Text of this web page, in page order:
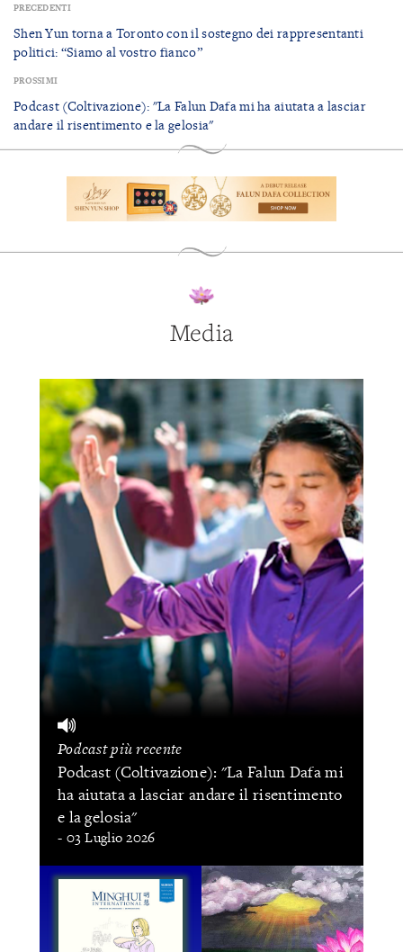
PRECEDENTI
Shen Yun torna a Toronto con il sostegno dei rappresentanti
politici: “Siamo al vostro fianco”
PROSSIMI
Podcast (Coltivazione): "La Falun Dafa mi ha aiutata a lasciar
andare il risentimento e la gelosia"
Media
Podcast più recente
Podcast (Coltivazione): "La Falun Dafa mi
ha aiutata a lasciar andare il risentimento
e la gelosia"
- 03 Luglio 2026